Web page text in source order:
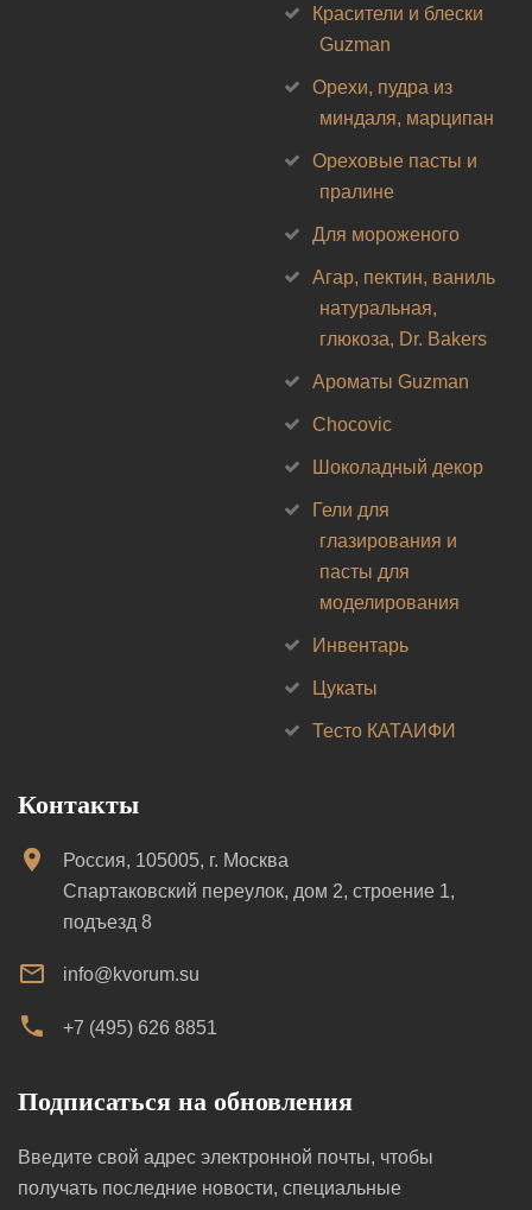
Красители и блески
Guzman
Орехи, пудра из
миндаля, марципан
Ореховые пасты и
пралине
Для мороженого
Агар, пектин, ваниль
натуральная,
глюкоза, Dr. Bakers
Ароматы Guzman
Chocovic
Шоколадный декор
Гели для
глазирования и
пасты для
моделирования
Инвентарь
Цукаты
Тесто КАТАИФИ
Контакты
Россия, 105005, г. Москва
Спартаковский переулок, дом 2, строение 1,
подъезд 8
info@kvorum.su
+7 (495) 626 8851
Подписаться на обновления
Введите свой адрес электронной почты, чтобы
получать последние новости, специальные